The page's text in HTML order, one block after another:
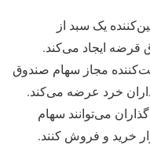
یک سبد از
قرضه ایجاد می‌کند.
مجاز سهام صندوق
خرد عرضه می‌کند.
می‌توانند سهام
خرید و فروش کنند.